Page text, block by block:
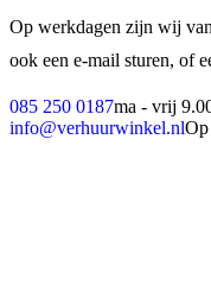
Op werkdagen zijn wij
ook een e-mail sturen, of
085 250 0187ma - vrij
info@verhuurwinkel.nl